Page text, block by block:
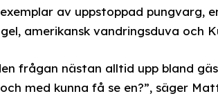
av uppstoppad pungvarg,
amerikansk vandringsduva och
frågan nästan alltid upp bland
med kunna få se en?”, säger